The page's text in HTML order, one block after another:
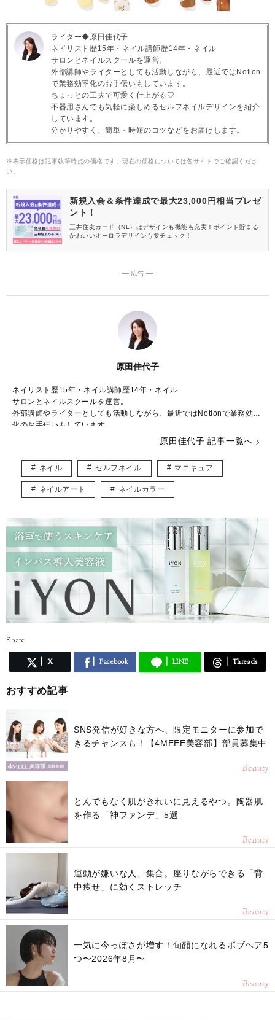
ライター◆原田佳代子
ネイリスト歴15年・ネイル講師歴14年・ネイル
サロンとネイルスクールを運営。
外部講師やライターとしても活動しながら、最近ではNotion
で業務効率化のお手伝いもしています。
ちょっとの工夫で可愛く仕上がる♡
不器用さんでも気軽に楽しめるセルフネイルデザインを紹介
しています。
分かりやすく、簡単・時短のコツなどをお届けします。
※表示価格は記事執筆時点の価格です。現在の価格については各サイトでご確認くださ
い。
新規入会＆条件達成で最大23,000円相当プレゼ
ント！
三井住友カード（NL）はデザインも機能も充実！ポイント貯まる
かわいいオーロラデザインも要チェック！
― 広告 ―
原田佳代子
ネイリスト歴15年・ネイル講師歴14年・ネイル
サロンとネイルスクールを運営。
外部講師やライターとしても活動しながら、最近ではNotionで業務効率
化のお手伝いもしています。
不器用さんでも気軽に楽しめるセルフネイルデザインを紹介していま
分かりやすく、簡単・時短のコツなどをお届けします。
原田佳代子 記事一覧へ
ネイル セルフネイル マニキュア
ネイルアート ネイルカラー
Share
X Facebook LINE Threads
おすすめ記事
SNS発信が好きな方へ、限定モニターに参加で
きるチャンスも！【4MEEE美容部】部員募集中
Beauty
とんでもなく肌がきれいに見えるやつ。陶器肌
を作る「神ファンデ」5選
Beauty
運動が嫌いな人、集合。座りながらできる「背
中痩せ」に効くストレッチ
Beauty
一気に今っぽさが増す！旬顔になれるボブヘア5
つ〜2026年8月〜
Beauty